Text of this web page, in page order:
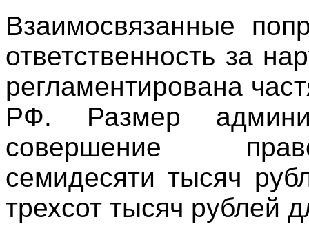
Взаимосвязанные
ответственность за
регламентирована
РФ. Размер
совершение
семидесяти тысяч
трехсот тысяч рублей